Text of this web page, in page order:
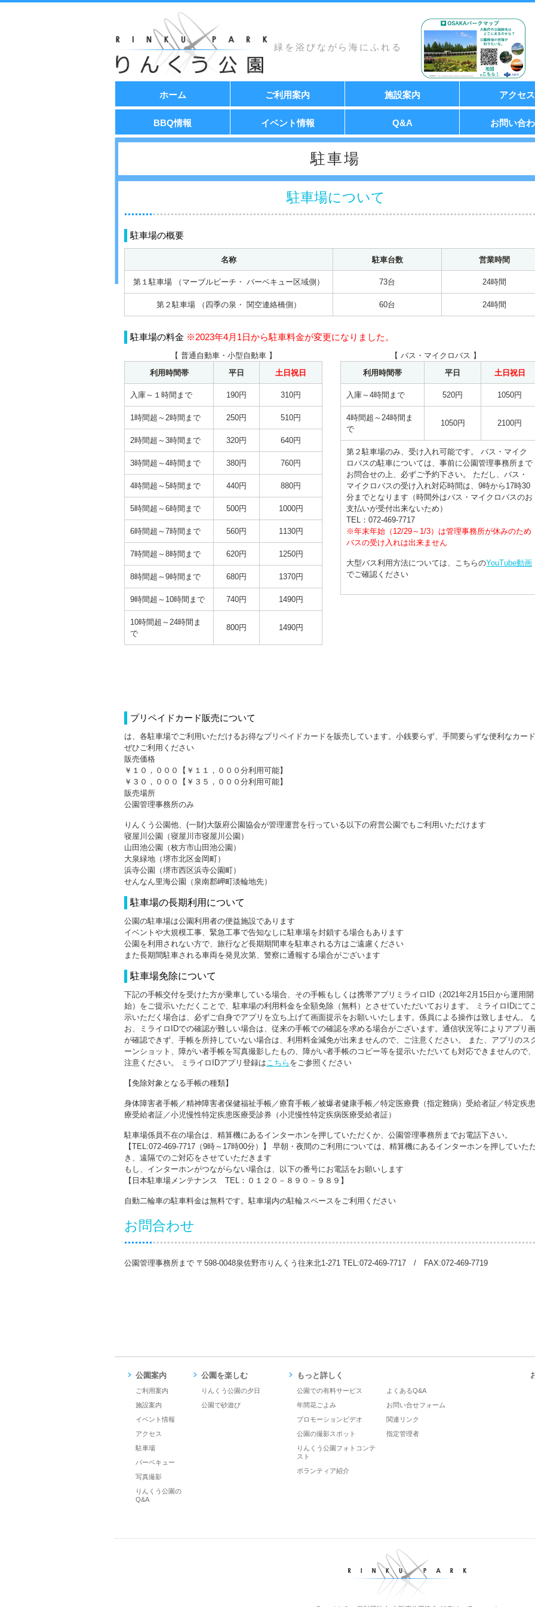
緑を浴びながら海にふれる
テ
へ
移
動
ホーム ご利用案内 施設案内 アクセス
BBQ情報 イベント情報 Q&A お問い合
駐車場
駐車場について
駐車場の概要
名称 駐車台数 営業時間
第１駐車場 （マーブルビーチ・ バーベキュー区域側） 73台 24時間
第２駐車場 （四季の泉・ 関空連絡橋側） 60台 24時間
駐車場の料金 ※2023年4月1日から駐車料金が変更になりました。
【 普通自動車・小型自動車 】
利用時間帯 平日 土日祝日
入庫～１時間まで 190円 310円
1時間超～2時間まで 250円 510円
2時間超～3時間まで 320円 640円
3時間超～4時間まで 380円 760円
4時間超～5時間まで 440円 880円
5時間超～6時間まで 500円 1000円
6時間超～7時間まで 560円 1130円
7時間超～8時間まで 620円 1250円
8時間超～9時間まで 680円 1370円
9時間超～10時間まで 740円 1490円
10時間超～24時間ま
で
800円 1490円
【 バス・マイクロバス 】
利用時間帯 平日 土日祝日
入庫～4時間まで 520円 1050円
4時間超～24時間ま
で
1050円 2100円
第２駐車場のみ、受け入れ可能です。 バス・マイク
ロバスの駐車については、事前に公園管理事務所まで
お問合せの上、必ずご予約下さい。 ただし、バス・
マイクロバスの受け入れ対応時間は、9時から17時30
分までとなります（時間外はバス・マイクロバスのお
支払いが受付出来ないため）
TEL：072-469-7717
※年末年始（12/29～1/3）は管理事務所が休みのため
バスの受け入れは出来ません
大型バス利用方法については、こちらのYouTube動画
でご確認ください
プリペイドカード販売について
は、各駐車場でご利用いただけるお得なプリペイドカードを販売しています。小銭要らず、手間要らずな便利なカー
ぜひご利用ください
販売価格
￥１０，０００【￥１１，０００分利用可能】
￥３０，０００【￥３５，０００分利用可能】
販売場所
公園管理事務所のみ
りんくう公園他、(一財)大阪府公園協会が管理運営を行っている以下の府営公園でもご利用いただけます
寝屋川公園（寝屋川市寝屋川公園）
山田池公園（枚方市山田池公園）
大泉緑地（堺市北区金岡町）
浜寺公園（堺市西区浜寺公園町）
せんなん里海公園（泉南郡岬町淡輪地先）
駐車場の長期利用について
公園の駐車場は公園利用者の便益施設であります
イベントや大規模工事、緊急工事で告知なしに駐車場を封鎖する場合もあります
公園を利用されない方で、旅行など長期期間車を駐車される方はご遠慮ください
また長期間駐車される車両を発見次第、警察に通報する場合がございます
駐車場免除について
下記の手帳交付を受けた方が乗車している場合、その手帳もしくは携帯アプリミライロID（2021年2月15日から運用開
始）をご提示いただくことで、駐車場の利用料金を全額免除（無料）とさせていただいております。 ミライロIDにて
示いただく場合は、必ずご自身でアプリを立ち上げて画面提示をお願いいたします。係員による操作は致しません。
お、ミライロIDでの確認が難しい場合は、従来の手帳での確認を求める場合がございます。通信状況等によりアプリ
が確認できず、手帳を所持していない場合は、利用料金減免が出来ませんので、ご注意ください。 また、アプリのス
ーンショット、障がい者手帳を写真撮影したもの、障がい者手帳のコピー等を提示いただいても対応できませんので
注意ください。 ミライロIDアプリ登録はこちら をご参照ください
【免除対象となる手帳の種類】
身体障害者手帳／精神障害者保健福祉手帳／療育手帳／被爆者健康手帳／特定医療費（指定難病）受給者証／特定疾
療受給者証／小児慢性特定疾患医療受診券（小児慢性特定疾病医療受給者証）
駐車場係員不在の場合は、精算機にあるインターホンを押していただくか、公園管理事務所までお電話下さい。
【TEL:072-469-7717（9時～17時00分）】 早朝・夜間のご利用については、精算機にあるインターホンを押していた
き、遠隔でのご対応をさせていただきます
もし、インターホンがつながらない場合は、以下の番号にお電話をお願いします
【日本駐車場メンテナンス TEL：０１２０－８９０－９８９】
自動二輪車の駐車料金は無料です。駐車場内の駐輪スペースをご利用ください
お問合わせ
公園管理事務所まで 〒598-0048泉佐野市りんくう往来北1-271 TEL:072-469-7717 / FAX:072-469-7719
公園案内
ご利用案内
施設案内
イベント情報
アクセス
駐車場
バーベキュー
写真撮影
りんくう公園の
Q&A
公園を楽しむ
りんくう公園の夕日
公園で砂遊び
もっと詳しく
公園での有料サービス
年間花ごよみ
プロモーションビデオ
公園の撮影スポット
りんくう公園フォトコンテ
スト
ボランティア紹介
よくあるQ&A
お問い合せフォーム
関連リンク
指定管理者